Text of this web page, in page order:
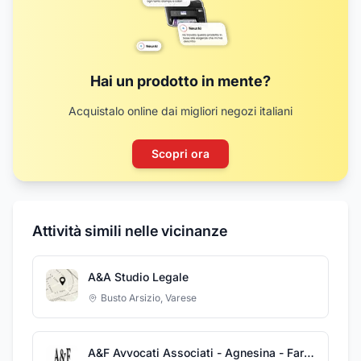
Hai un prodotto in mente?
Acquistalo online dai migliori negozi italiani
Scopri ora
Attività simili nelle vicinanze
A&A Studio Legale
Busto Arsizio, Varese
A&F Avvocati Associati - Agnesina - Faragona - Pingitore